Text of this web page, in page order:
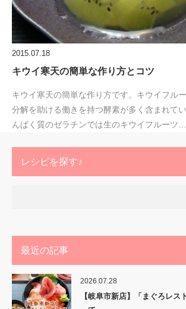
2015.07.18
キウイ寒天の簡単な作り方とコツ
キウイ寒天の簡単な作り方です。キウイフル
分解を助ける働きを持つ酵素が多く含まれて
んぱく質のゼラチンでは生のキウイフルーツ…
レシピを探す♪
最近の記事
2026.07.28
【岐阜市新店】「まぐろレス